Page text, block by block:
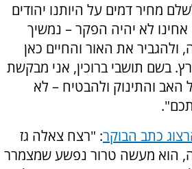
מחיר דמים על היותנו יהודים
לא יהיה הפקר – נמשיך
ולהגביר את האור והחיים כאן
בשם תושבי ברוכין, אני מבקשת
והתינוק ולהבטיח – לא
כתב הבוקר: "רצח צאלה גז
הוא מעשה טרור נפשע שמצמרר